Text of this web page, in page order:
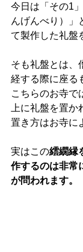
今日は「その1
んげんべり）」
て製作した礼盤
そも礼盤とは、
経する際に座る
こちらのお寺で
上に礼盤を置か
置き方はお寺に
実はこの繧繝縁
作するのは非常
が問われます。